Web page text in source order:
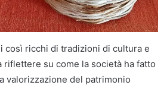
così ricchi di tradizioni di cultura e
riflettere su come la società ha fatto
valorizzazione del patrimonio